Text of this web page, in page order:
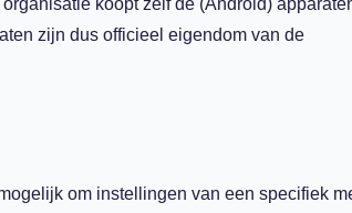
zijn dus officieel eigendom van de
om instellingen van een specifiek